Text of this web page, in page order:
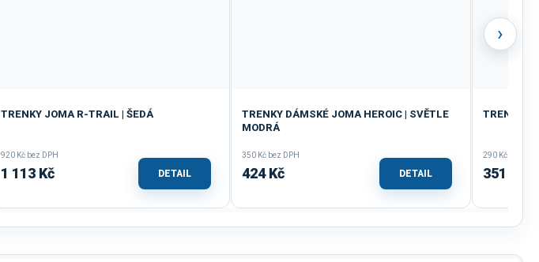
TRENKY JOMA R-TRAIL | ŠEDÁ
920 Kč bez DPH
1 113 Kč DETAIL
TRENKY DÁMSKÉ JOMA HEROIC | SVĚTLE
MODRÁ
350 Kč bez DPH
424 Kč DETAIL
TRENKY
290 Kč bez
351 Kč
›